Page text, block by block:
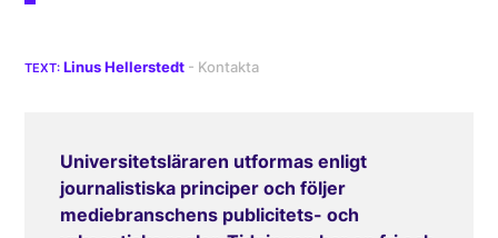
Linus Hellerstedt
Universitetsläraren utformas enligt
journalistiska principer och följer
mediebranschens publicitets- och